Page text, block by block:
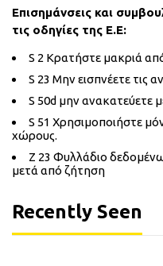
Επισημάνσεις και
τις οδηγίες της Ε.Ε:
S 2 Κρατήστε μακριά
S 23 Μην εισπνέετε τις
S 50d μην ανακατεύετε
S 51 Χρησιμοποιήστε
χώρους.
Z 23 Φυλλάδιο
μετά από ζήτηση
Recently Seen